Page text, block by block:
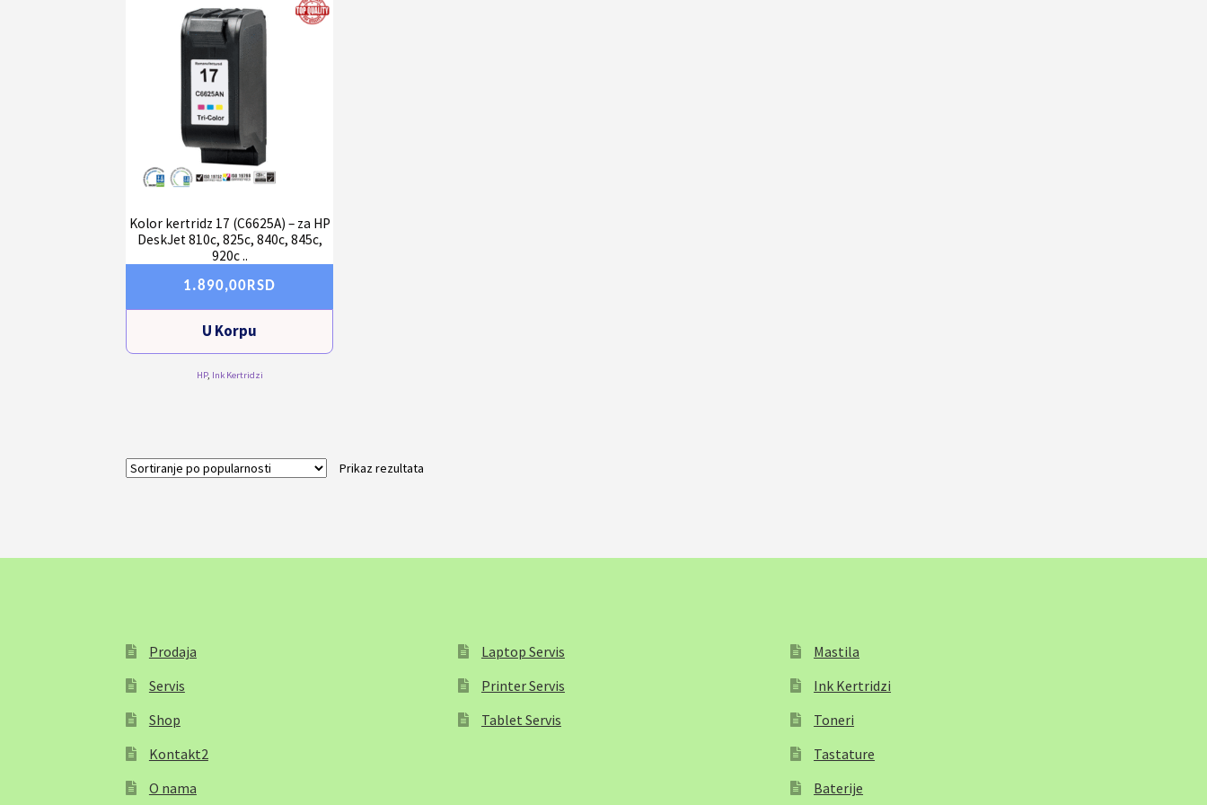
Kolor kertridz 17 (C6625A) – za HP
DeskJet 810c, 825c, 840c, 845c,
920c ..
1.890,00 RSD
U Korpu
HP, Ink Kertridzi
Prikaz rezultata
Prodaja
Servis
Shop
Kontakt2
O nama
Laptop Servis
Printer Servis
Tablet Servis
Mastila
Ink Kertridzi
Toneri
Tastature
Baterije